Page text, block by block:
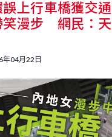
按輸入鍵開始搜尋
誤上行車橋獲交
笑漫步 網民：
年04月22日